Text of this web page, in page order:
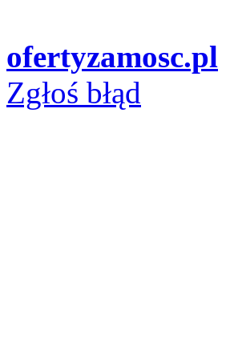
ofertyzamosc.pl
Zgłoś błąd